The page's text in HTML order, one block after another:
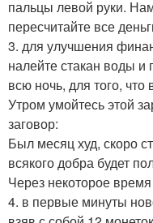
пальцы левой руки.
пересчитайте все
3. для улучшения
налейте стакан воды и
всю ночь, для того,
Утром умойтесь этой
заговор:
Был месяц худ, скоро
всякого добра будет
Через некоторое
4. в первые минуты